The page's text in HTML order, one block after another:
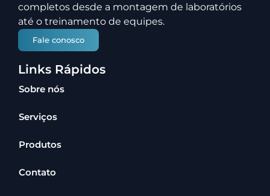
completos desde a montagem de laboratórios
até o treinamento de equipes.
Fale conosco
Links Rápidos
Sobre nós
Serviços
Produtos
Contato